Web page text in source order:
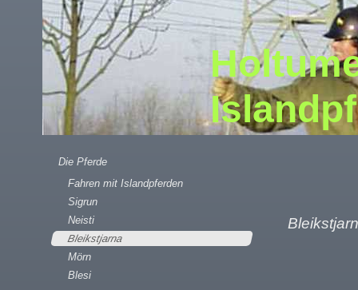
Die Pferde
Fahren mit Islandpferden
Sigrun
Neisti
Bleikstjarna
Mörn
Blesi